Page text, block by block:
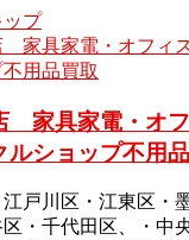
ップ
家具家電・オ
ルショップ不用
戸川区・江東区・
・千代田区、・中